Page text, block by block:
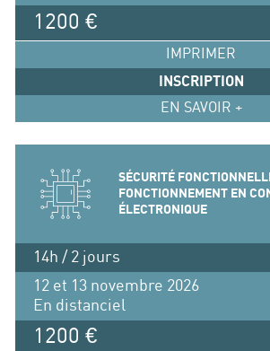
1200 €
IMPRIMER
INSCRIPTION
EN SAVOIR +
SÉCURITÉ
FONCTIONNEMENT EN
ÉLECTRONIQUE
14h / 2 jours
12 et 13 novembre 2026
En distanciel
1200 €